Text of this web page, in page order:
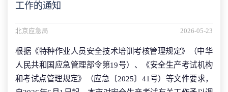
工作的通知
北京应急局 2026-05-23
根据《特种作业人员安全技术培训考核管理规定》（中华
人民共和国应急管理部令第19号）、《安全生产考试机构
和考试点管理规定》（应急〔2025〕41号）等文件要求，